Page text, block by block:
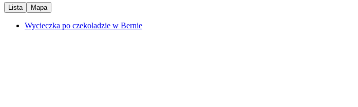
Lista Mapa
Wycieczka po czekoladzie w Bernie